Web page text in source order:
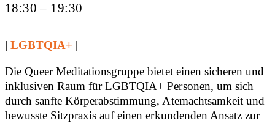
18:30 – 19:30
|LGBTQIA+ |
Die Queer Meditationsgruppe bietet einen sicheren und
inklusiven Raum für LGBTQIA+ Personen, um sich
durch sanfte Körperabstimmung, Atemachtsamkeit und
bewusste Sitzpraxis auf einen erkundenden Ansatz zur